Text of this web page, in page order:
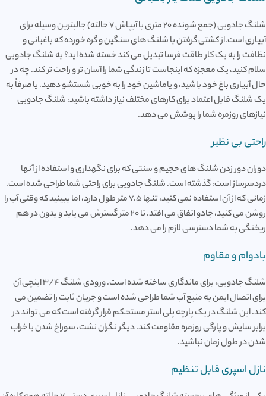
شلنگ جادویی (جمع شونده 20 متری با آبپاش 7 حالته) جالبترین وسیله برای
آبیاری است.از کشتی گرفتن با شلنگ های سنگین و گره خورده که باغبانی و
نظافت را به یک کار طاقت فرسا تبدیل می کند خسته شده اید؟ به شلنگ جادویی
سلام کنید، یک معجزه که اینجاست تا زندگی شما را آسان تر و راحت تر کند. چه در
حال آبیاری باغ خود باشید، و یاماشین خود را به خوبی شستشو دهید، یا صرفاً به
یک شلنگ قابل اعتماد برای کارهای مختلف نیاز داشته باشید، شلنگ جادویی
نیازهای روزمره شما را پوشش می دهد.
راحتی بی نظیر
دوران دور زدن شلنگ های حجیم و سنتی که برای نگهداری و استفاده از آنها
دردسرساز است، گذشته است. شلنگ جادویی برای راحتی شما طراحی شده است.
زمانی که از آن استفاده نمی کنید، تنها 7.5 متر طول دارد، اما ببینید که وقتی آب را
روشن می کنید، جادو اتفاق می افتد. تا 20 متر گسترش می یابد و بدون در هم
ریختگی به شما دسترسی لازم را می دهد.
بادوام و مقاوم
شلنگ جادویی، برای ماندگاری ساخته شده است. ورودی شلنگ 3/4 اینچی آن
برای اتصال ایمن به منبع آب شما طراحی شده است و جریان ثابت را تضمین می
کند. این شلنگ در یک پارچه پلی استر مستحکم قرار گرفته است که می تواند در
برابر سایش و پارگی روزمره مقاومت کند. دیگر نگران نشت، سوراخ شدن یا خراب
شدن در طول زمان نباشید.
نازل اسپری قابل تنظیم